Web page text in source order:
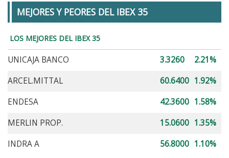
MEJORES Y PEORES DEL IBEX 35
LOS MEJORES DEL IBEX 35
UNICAJA BANCO 3.3260
2.21%
ARCEL.MITTAL
60.6400 1.92%
ENDESA
42.3600 1.58%
MERLIN PROP.
15.0600 1.35%
INDRA A
56.8000 1.10%